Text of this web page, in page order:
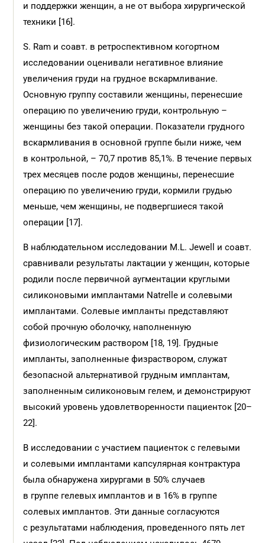
и поддержки женщин, а не от выбора хирургической
техники [16].
S. Ram и соавт. в ретроспективном когортном
исследовании оценивали негативное влияние
увеличения груди на грудное вскармливание.
Основную группу составили женщины, перенесшие
операцию по увеличению груди, контрольную –
женщины без такой операции. Показатели грудного
вскармливания в основной группе были ниже, чем
в контрольной, – 70,7 против 85,1%. В течение первых
трех месяцев после родов женщины, перенесшие
операцию по увеличению груди, кормили грудью
меньше, чем женщины, не подвергшиеся такой
операции [17].
В наблюдательном исследовании M.L. Jewell и соавт.
сравнивали результаты лактации у женщин, которые
родили после первичной аугментации круглыми
силиконовыми имплантами Natrelle и солевыми
имплантами. Солевые импланты представляют
собой прочную оболочку, наполненную
физиологическим раствором [18, 19]. Грудные
импланты, заполненные физраствором, служат
безопасной альтернативой грудным имплантам,
заполненным силиконовым гелем, и демонстрируют
высокий уровень удовлетворенности пациенток [20–
22].
В исследовании с участием пациенток с гелевыми
и солевыми имплантами капсулярная контрактура
была обнаружена хирургами в 50% случаев
в группе гелевых имплантов и в 16% в группе
солевых имплантов. Эти данные согласуются
с результатами наблюдения, проведенного пять лет